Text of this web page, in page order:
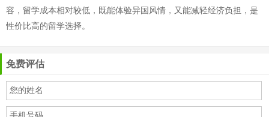
容，留学成本相对较低，既能体验异国风情，又能减轻经济负担，是
性价比高的留学选择。
免费评估